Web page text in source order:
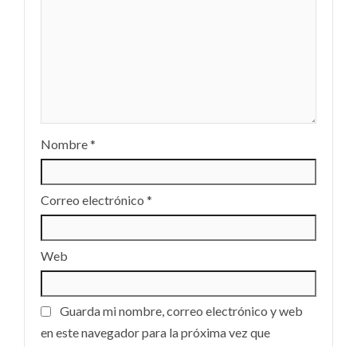
Nombre*
Correo electrónico *
Web
Guarda mi nombre, correo electrónico y web
en este navegador para la próxima vez que